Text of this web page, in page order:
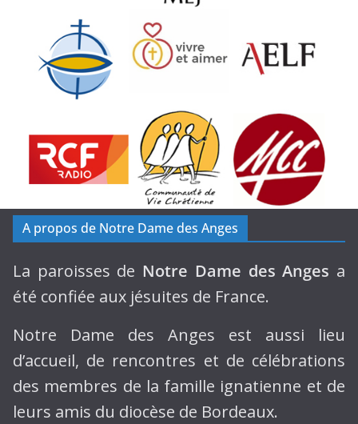
A propos de Notre Dame des Anges
La paroisses de Notre Dame des Anges a
été confiée aux jésuites de France.
Notre Dame des Anges est aussi lieu
d’accueil, de rencontres et de célébrations
des membres de la famille ignatienne et de
leurs amis du diocèse de Bordeaux.